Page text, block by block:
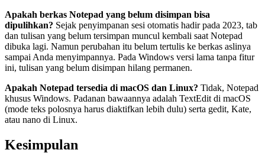
Apakah berkas Notepad yang belum disimpan bisa
dipulihkan? Sejak penyimpanan sesi otomatis hadir pada 2023, tab
dan tulisan yang belum tersimpan muncul kembali saat Notepad
dibuka lagi. Namun perubahan itu belum tertulis ke berkas aslinya
sampai Anda menyimpannya. Pada Windows versi lama tanpa fitur
ini, tulisan yang belum disimpan hilang permanen.
Apakah Notepad tersedia di macOS dan Linux? Tidak, Notepad
khusus Windows. Padanan bawaannya adalah TextEdit di macOS
(mode teks polosnya harus diaktifkan lebih dulu) serta gedit, Kate,
atau nano di Linux.
Kesimpulan